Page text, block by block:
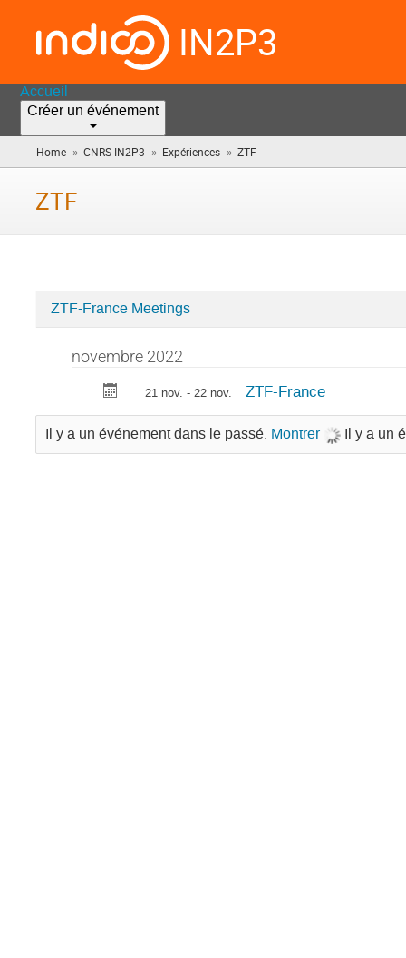
IN2P3
Accueil
Créer un événement
Home » CNRS IN2P3 » Expériences » ZTF
êtes
ZTF
Catégories
dans
ZTF-France Meetings
novembre 2022
21 nov. - 22 nov. ZTF-France
Il y a un événement dans le passé. Montrer Il y a un